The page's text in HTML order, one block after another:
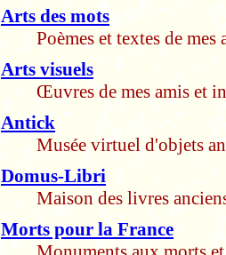
Arts des mots
Poèmes et textes de
Arts visuels
Œuvres de mes amis et
Antick
Musée virtuel d'objets
Domus-Libri
Maison des livres
Morts pour la France